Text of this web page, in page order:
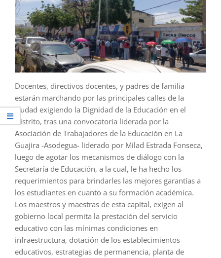
Docentes, directivos docentes, y padres de familia
estarán marchando por las principales calles de la
ciudad exigiendo la Dignidad de la Educación en el
Distrito, tras una convocatoria liderada por la
Asociación de Trabajadores de la Educación en La
Guajira -Asodegua- liderado por Milad Estrada Fonseca,
luego de agotar los mecanismos de diálogo con la
Secretaría de Educación, a la cual, le ha hecho los
requerimientos para brindarles las mejores garantías a
los estudiantes en cuanto a su formación académica.
Los maestros y maestras de esta capital, exigen al
gobierno local permita la prestación del servicio
educativo con las mínimas condiciones en
infraestructura, dotación de los establecimientos
educativos, estrategias de permanencia, planta de